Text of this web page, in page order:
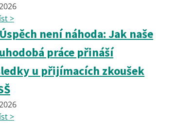
>
není náhoda: Jak naše
práce přináší
u přijímacích zkoušek
>